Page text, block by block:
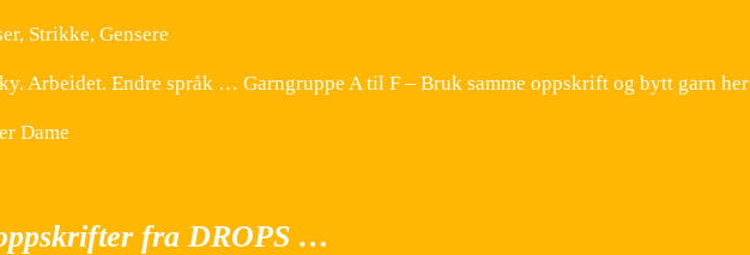
Strikke, Gensere
Arbeidet. Endre språk … Garngruppe A til F – Bruk samme oppskrift og bytt garn her
Dame
fra DROPS …